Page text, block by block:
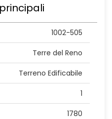
1002-505
Terre del Reno
Terreno Edificabile
1
1780